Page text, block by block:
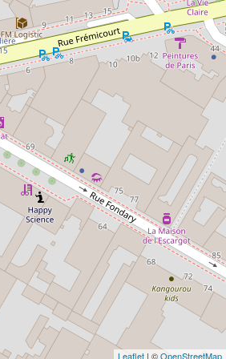
Leaflet | ©OpenStreetMap